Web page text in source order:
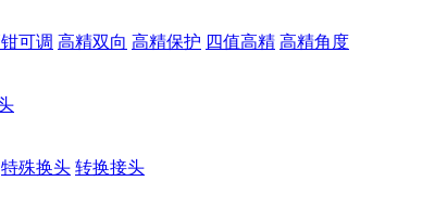
可调 高精双向 高精保护 四值高精 高精角度
特殊换头 转换接头